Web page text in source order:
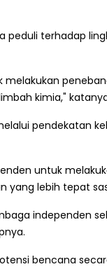
peduli terhadap
kimia,"
pendekatan
untuk
yang lebih tepat
independen
bencana